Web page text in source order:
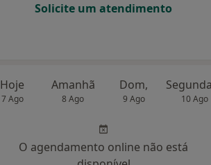
Solicite um atendimento
Hoje
7 Ago
Amanhã
8 Ago
Dom,
9 Ago 10 Ago
O agendamento online não está